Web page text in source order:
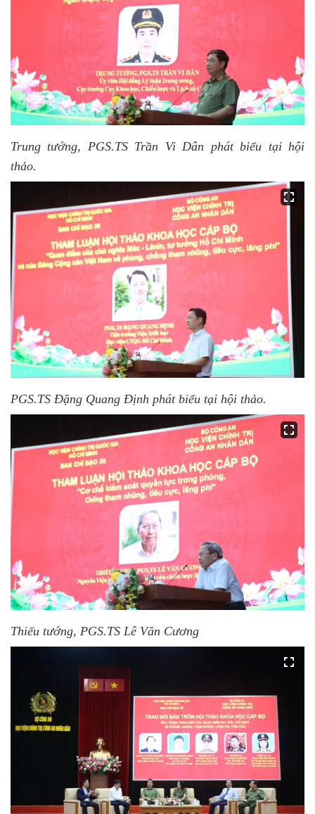
Trung tướng, PGS.TS Trần Vi Dân phát biểu tại hội
thảo.
PGS.TS Đặng Quang Định phát biểu tại hội thảo.
Thiếu tướng, PGS.TS Lê Văn Cương